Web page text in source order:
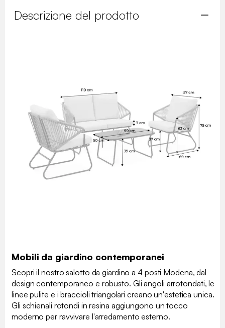
Descrizione del prodotto
Mobili da giardino contemporanei
Scopri il nostro salotto da giardino a 4 posti Modena, dal
design contemporaneo e robusto. Gli angoli arrotondati, le
linee pulite e i braccioli triangolari creano un'estetica unica.
Gli schienali rotondi in resina aggiungono un tocco
moderno per ravvivare l'arredamento esterno.